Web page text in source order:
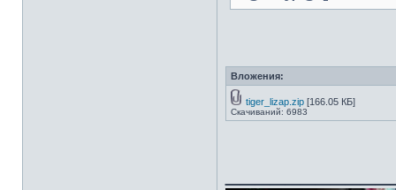
Вложения:
tiger_lizap.zip [166.05 КБ]
Скачиваний: 6983